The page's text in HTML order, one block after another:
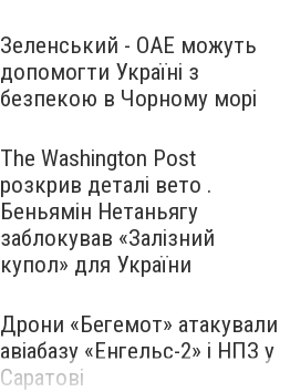
Зеленський - ОАЕ можуть
допомогти Україні з
безпекою в Чорному морі
The Washington Post
розкрив деталі вето .
Беньямін Нетаньягу
заблокував «Залізний
купол» для України
Дрони «Бегемот» атакували
авіабазу «Енгельс-2» і НПЗ у
Саратові